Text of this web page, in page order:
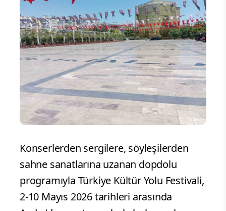
Konserlerden sergilere, söyleşilerden
sahne sanatlarına uzanan dopdolu
programıyla Türkiye Kültür Yolu Festivali,
2-10 Mayıs 2026 tarihleri arasında